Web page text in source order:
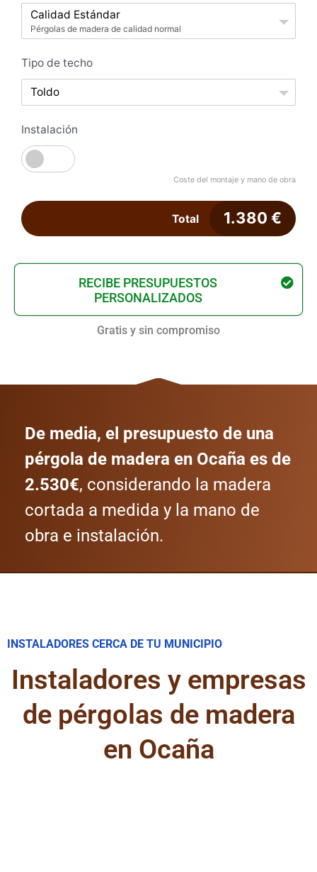
Calidad Estándar
Pérgolas de madera de calidad normal
Tipo de techo
Toldo
Instalación
Coste del montaje y mano de obra
Total 1.380 €
RECIBE PRESUPUESTOS
PERSONALIZADOS
Gratis y sin compromiso
De media, el presupuesto de una
pérgola de madera en Ocaña es de
2.530€, considerando la madera
cortada a medida y la mano de
obra e instalación.
INSTALADORES CERCA DE TU MUNICIPIO
Instaladores y empresas
de pérgolas de madera
en Ocaña